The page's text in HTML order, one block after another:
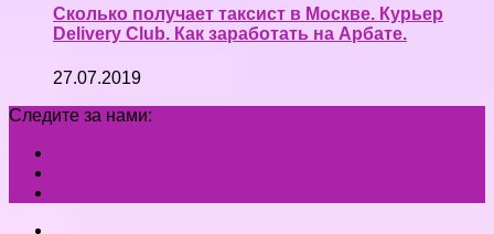
Сколько получает таксист в Москве. Курьер
Dеlivery Club. Как заработать на Арбате.
27.07.2019
Следите за нами: